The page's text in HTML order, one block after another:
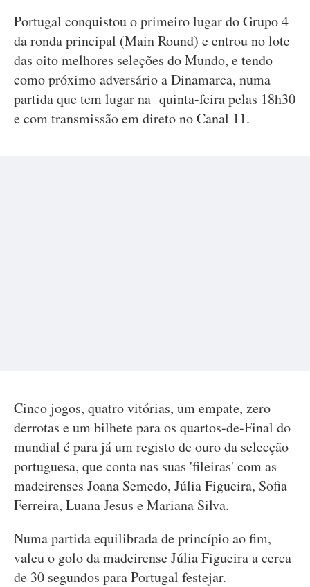
Portugal conquistou o primeiro lugar do Grupo 4
da ronda principal (Main Round) e entrou no lote
das oito melhores seleções do Mundo, e tendo
como próximo adversário a Dinamarca, numa
partida que tem lugar na quinta-feira pelas 18h30
e com transmissão em direto no Canal 11.
Cinco jogos, quatro vitórias, um empate, zero
derrotas e um bilhete para os quartos-de-Final do
mundial é para já um registo de ouro da selecção
portuguesa, que conta nas suas 'fileiras' com as
madeirenses Joana Semedo, Júlia Figueira, Sofia
Ferreira, Luana Jesus e Mariana Silva.
Numa partida equilibrada de princípio ao fim,
valeu o golo da madeirense Júlia Figueira a cerca
de 30 segundos para Portugal festejar.